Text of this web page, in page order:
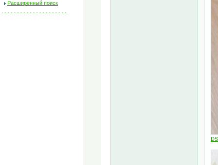
Расширенный поиск